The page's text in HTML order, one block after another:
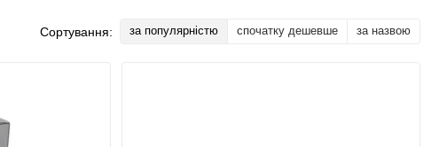
Сортування: за популярністю спочатку дешевше за назвою